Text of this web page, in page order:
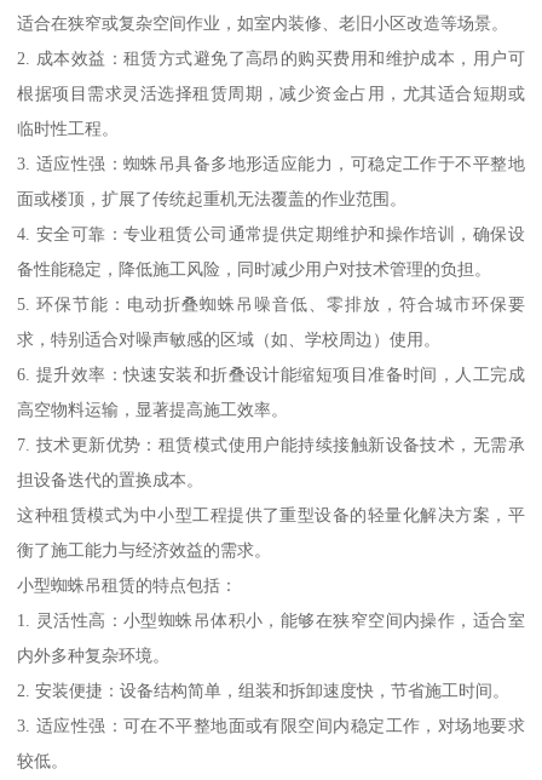
适合在狭窄或复杂空间作业，如室内装修、老旧小区改造等场景。
2. 成本效益：租赁方式避免了高昂的购买费用和维护成本，用户可
根据项目需求灵活选择租赁周期，减少资金占用，尤其适合短期或
临时性工程。
3. 适应性强：蜘蛛吊具备多地形适应能力，可稳定工作于不平整地
面或楼顶，扩展了传统起重机无法覆盖的作业范围。
4. 安全可靠：专业租赁公司通常提供定期维护和操作培训，确保设
备性能稳定，降低施工风险，同时减少用户对技术管理的负担。
5. 环保节能：电动折叠蜘蛛吊噪音低、零排放，符合城市环保要
求，特别适合对噪声敏感的区域（如、学校周边）使用。
6. 提升效率：快速安装和折叠设计能缩短项目准备时间，人工完成
高空物料运输，显著提高施工效率。
7. 技术更新优势：租赁模式使用户能持续接触新设备技术，无需承
担设备迭代的置换成本。
这种租赁模式为中小型工程提供了重型设备的轻量化解决方案，平
衡了施工能力与经济效益的需求。
小型蜘蛛吊租赁的特点包括：
1. 灵活性高：小型蜘蛛吊体积小，能够在狭窄空间内操作，适合室
内外多种复杂环境。
2. 安装便捷：设备结构简单，组装和拆卸速度快，节省施工时间。
3. 适应性强：可在不平整地面或有限空间内稳定工作，对场地要求
较低。